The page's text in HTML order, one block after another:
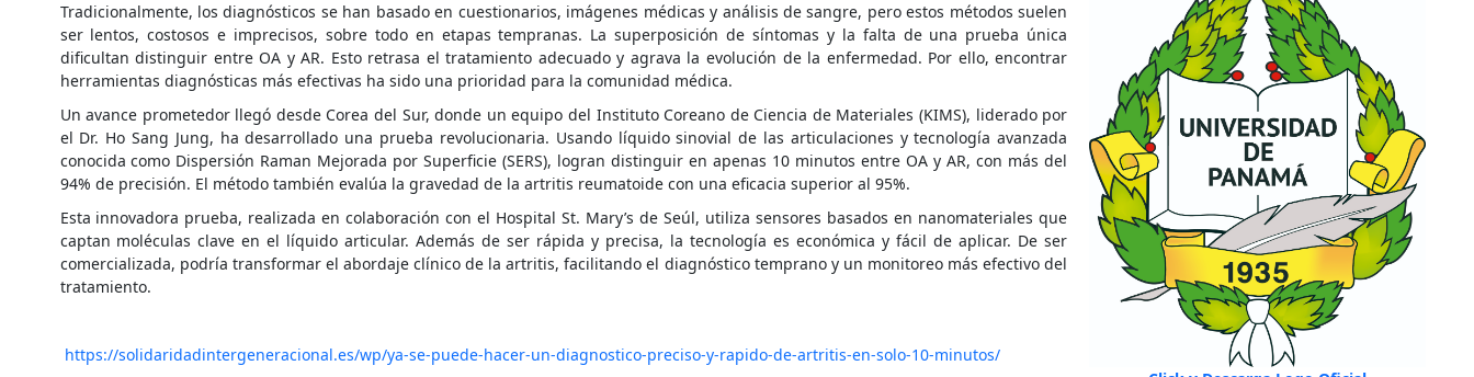
Tradicionalmente, los diagnósticos se han basado en cuestionarios, imágenes médicas y análisis de sangre, pero estos métodos suelen
ser lentos, costosos e imprecisos, sobre todo en etapas tempranas. La superposición de síntomas y la falta de una prueba única
dificultan distinguir entre OA y AR. Esto retrasa el tratamiento adecuado y agrava la evolución de la enfermedad. Por ello, encontrar
herramientas diagnósticas más efectivas ha sido una prioridad para la comunidad médica.
Un avance prometedor llegó desde Corea del Sur, donde un equipo del Instituto Coreano de Ciencia de Materiales (KIMS), liderado por
el Dr. Ho Sang Jung, ha desarrollado una prueba revolucionaria. Usando líquido sinovial de las articulaciones y tecnología avanzada
conocida como Dispersión Raman Mejorada por Superficie (SERS), logran distinguir en apenas 10 minutos entre OA y AR, con más del
94% de precisión. El método también evalúa la gravedad de la artritis reumatoide con una eficacia superior al 95%.
Esta innovadora prueba, realizada en colaboración con el Hospital St. Mary’s de Seúl, utiliza sensores basados en nanomateriales que
captan moléculas clave en el líquido articular. Además de ser rápida y precisa, la tecnología es económica y fácil de aplicar. De ser
comercializada, podría transformar el abordaje clínico de la artritis, facilitando el diagnóstico temprano y un monitoreo más efectivo del
tratamiento.
https://solidaridadintergeneracional.es/wp/ya-se-puede-hacer-un-diagnostico-preciso-y-rapido-de-artritis-en-solo-10-minutos/